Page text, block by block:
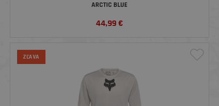
ARCTIC BLUE
44,99€
ZĽAVA